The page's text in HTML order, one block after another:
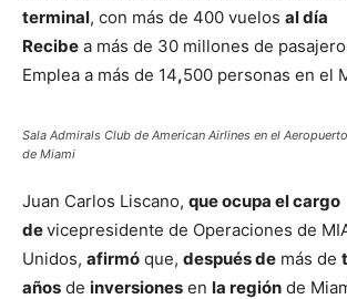
terminal, con más de 400 vuelos al día
Recibe a más de 30 millones de
Emplea a más de 14,500 personas en el
Sala Admirals Club de American Airlines en el
de Miami
Juan Carlos Liscano, que ocupa el cargo
devicepresidente de Operaciones de
Unidos, afirmó que, después de más de
años de inversiones en la región de